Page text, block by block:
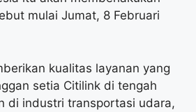
mulai Jumat, 8 Februari
kualitas layanan yang
setia Citilink di tengah
di industri transportasi udara,